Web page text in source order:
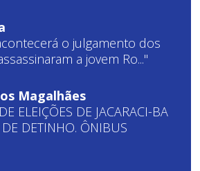
o julgamento dos
a jovem Ro..."
Magalhães
ELEIÇÕES DE JACARACI-BA
DETINHO. ÔNIBUS